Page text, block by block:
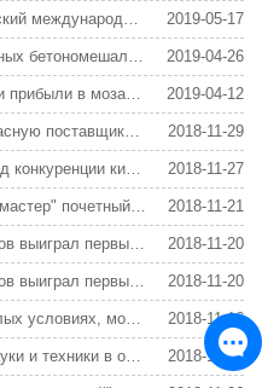
sinotruk участие в 18 - шанхайский международный автосалон 2019-05-17
sinotruk howo-t5g 8 × 4 конкретных бетономешалкой грузовик 2019-04-26
sinotruk специальные грузовики прибыли в мозамбике 2019-04-12
15 - й национальной 100 прекрасную поставщиками автозапчастей 2018-11-29
вторая премия инноваций метод конкуренции китая 2018-11-27
sinotruk награжден 2018 "ji'nan мастер" почетный титул. 2018-11-21
китай большегрузных грузовиков выиграл первый приз в технических навыков конкуренции 2018-11-20
китай большегрузных грузовиков выиграл первый приз в технических навыков конкуренции 2018-11-20
китай, похоже, в индии в тяжелых условиях, мой повелитель международных горнодобывающих машин выставки 2018-11-16
пожарная тревога в области науки и техники в особняке китая большегрузных грузовиков группы 2018-11-13